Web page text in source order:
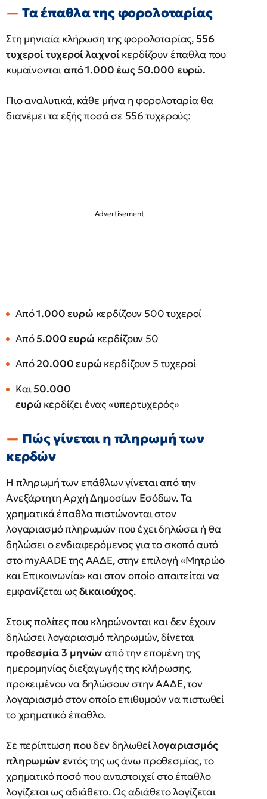
Τα έπαθλα της φορολοταρίας
Στη μηνιαία κλήρωση της φορολοταρίας,556
τυχεροί τυχεροί λαχνοίκερδίζουν έπαθλα που
κυμαίνονταιαπό 1.000 έως 50.000 ευρώ.
Πιο αναλυτικά, κάθε μήνα η φορολοταρία θα
διανέμει τα εξής ποσά σε 556 τυχερούς:
Από1.000 ευρώ κερδίζουν 500 τυχεροί
Από5.000 ευρώ κερδίζουν 50
Από20.000 ευρώ κερδίζουν 5 τυχεροί
Και50.000
ευρώ κερδίζει ένας «υπερτυχερός»
Πώς γίνεται η πληρωμή των
κερδών
Η πληρωμή των επάθλων γίνεται από την
Ανεξάρτητη Αρχή Δημοσίων Εσόδων. Τα
χρηματικά έπαθλα πιστώνονται στον
λογαριασμό πληρωμών που έχει δηλώσει ή θα
δηλώσει ο ενδιαφερόμενος για το σκοπό αυτό
στο myAADE της ΑΑΔΕ, στην επιλογή «Μητρώο
και Επικοινωνία» και στον οποίο απαιτείται να
εμφανίζεται ωςδικαιούχος.
Στους πολίτες που κληρώνονται και δεν έχουν
δηλώσει λογαριασμό πληρωμών, δίνεται
προθεσμία 3 μηνών από την επομένη της
ημερομηνίας διεξαγωγής της κλήρωσης,
προκειμένου να δηλώσουν στην ΑΑΔΕ, τον
λογαριασμό στον οποίο επιθυμούν να πιστωθεί
το χρηματικό έπαθλο.
Σε περίπτωση που δεν δηλωθεί λογαριασμός
πληρωμών εντός της ως άνω προθεσμίας, το
χρηματικό ποσό που αντιστοιχεί στο έπαθλο
λογίζεται ως αδιάθετο. Ως αδιάθετο λογίζεται